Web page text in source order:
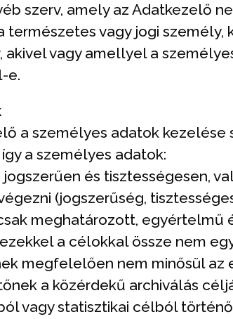
szerv, amely az Adatkezelő
természetes vagy jogi
akivel vagy amellyel a
e.
a személyes adatok
a személyes adatok:
és tisztességesen,
(jogszerűség,
meghatározott, egyértelmű
a célokkal össze nem
megfelelően nem minősül az
a közérdekű archiválás
vagy statisztikai célból